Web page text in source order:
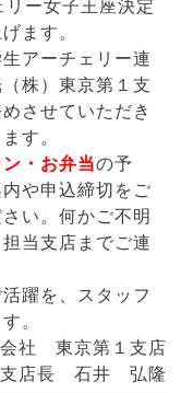
ー女子王座決定
ます。
アーチェリー連
株）東京第１支
させていただき
す。
・お弁当の予
や申込締切をご
い。何かご不明
当支店までご連
躍を、スタッフ
。
社 東京第１支店
支店長 石井 弘隆